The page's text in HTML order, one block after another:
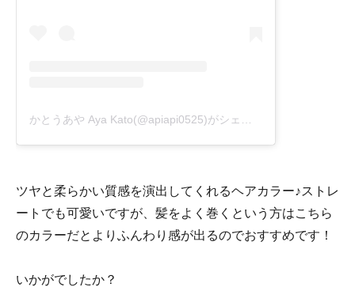
ツヤと柔らかい質感を演出してくれるヘアカラー♪ストレ
ートでも可愛いですが、髪をよく巻くという方はこちら
のカラーだとよりふんわり感が出るのでおすすめです！
いかがでしたか？